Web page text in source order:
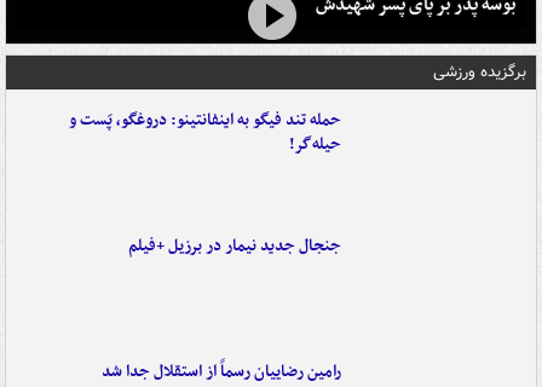
برگزیده ورزشی
حمله تند فیگو به اینفانتینو: دروغگو، پَست‌ و
حیله‌گر!
جنجال جدید نیمار در برزیل +فیلم
رامین رضاییان رسماً از استقلال جدا شد